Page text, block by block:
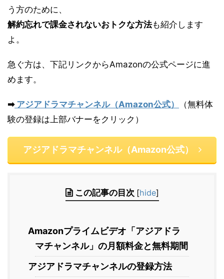
う方のために、
解約忘れで課金されないおトクな方法も紹介します
よ。
急ぐ方は、下記リンクからAmazonの公式ページに進
めます。
➡アジアドラマチャンネル（Amazon公式）
（無料体
験の登録は上部バナーをクリック）
アジアドラマチャンネル（Amazon公式）
この記事の目次 [hide]
Amazonプライムビデオ「アジアドラ
マチャンネル」の月額料金と無料期間
アジアドラマチャンネルの登録方法